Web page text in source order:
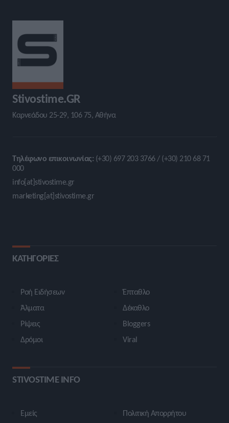
Stivostime.GR
Καρνεάδου 25-29, 106 75, Αθήνα
Τηλέφωνο επικοινωνίας: (+30) 697 203 3766 / (+30) 210 68 71
000
info[at]stivostime.gr
marketing[at]stivostime.gr
ΚΑΤΗΓΟΡΙΕΣ
Ροή Ειδήσεων
Άλματα
Ρίψεις
Δρόμοι
Έπταθλο
Δέκαθλο
Bloggers
Viral
STIVOSTIME INFO
Εμείς
Πολιτική Απορρήτου